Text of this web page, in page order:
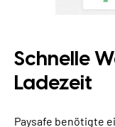
Schnelle
Ladezeit
Paysafe benötigte